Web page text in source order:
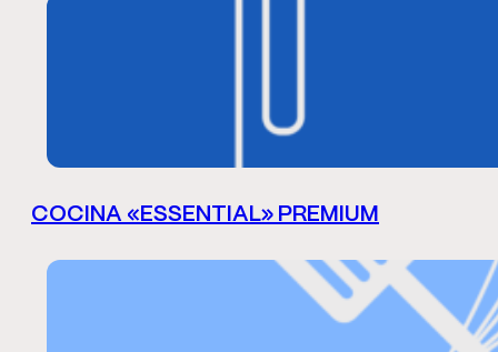
COCINA «ESSENTIAL» PREMIUM